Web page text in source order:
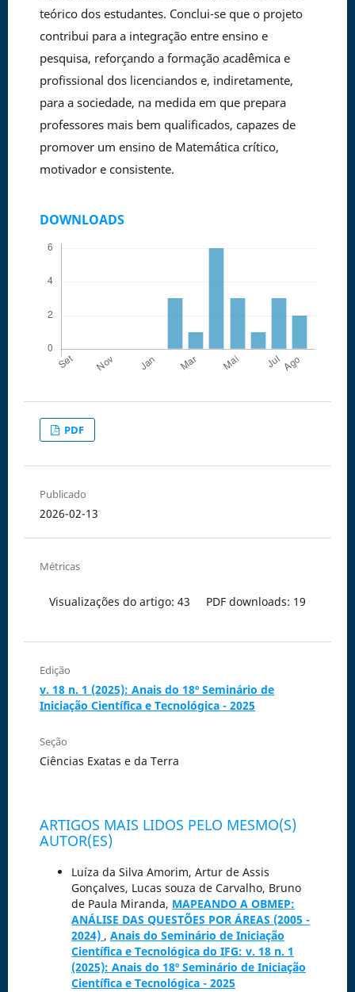
teórico dos estudantes. Conclui-se que o projeto
contribui para a integração entre ensino e
pesquisa, reforçando a formação acadêmica e
profissional dos licenciandos e, indiretamente,
para a sociedade, na medida em que prepara
professores mais bem qualificados, capazes de
promover um ensino de Matemática crítico,
motivador e consistente.
DOWNLOADS
PDF
Publicado
2026-02-13
Métricas
Visualizações do artigo: 43 PDF downloads: 19
Edição
v. 18 n. 1 (2025): Anais do 18º Seminário de
Iniciação Científica e Tecnológica - 2025
Seção
Ciências Exatas e da Terra
ARTIGOS MAIS LIDOS PELO MESMO(S)
AUTOR(ES)
Luíza da Silva Amorim, Artur de Assis
Gonçalves, Lucas souza de Carvalho, Bruno
de Paula Miranda, MAPEANDO A OBMEP:
ANÁLISE DAS QUESTÕES POR ÁREAS (2005 -
2024) , Anais do Seminário de Iniciação
Científica e Tecnológica do IFG: v. 18 n. 1
(2025): Anais do 18º Seminário de Iniciação
Científica e Tecnológica - 2025